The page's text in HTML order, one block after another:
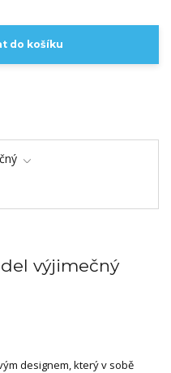
do košíku
výjimečný
designem, který v sobě